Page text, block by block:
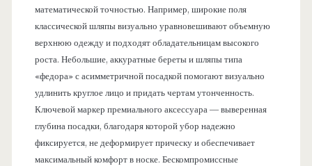
математической точностью. Например, широкие поля
классической шляпы визуально уравновешивают объемную
верхнюю одежду и подходят обладательницам высокого
роста. Небольшие, аккуратные береты и шляпы типа
«федора» с асимметричной посадкой помогают визуально
удлинить круглое лицо и придать чертам утонченность.
Ключевой маркер премиального аксессуара — выверенная
глубина посадки, благодаря которой убор надежно
фиксируется, не деформирует прическу и обеспечивает
максимальный комфорт в носке. Бескомпромиссные